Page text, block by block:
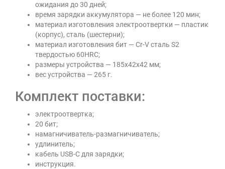
ожидания до 30 дней;
время зарядки аккумулятора — не более 120 мин;
материал изготовления электроотвертки — пластик
(корпус), сталь (шестерни);
материал изготовления бит — Cr-V сталь S2
твердостью 60HRC;
размеры устройства — 185х42х42 мм;
вес устройства — 265 г.
Комплект поставки:
электроотвертка;
20 бит;
намагничиватель-размагничиватель;
удлинитель;
кабель USB-C для зарядки;
инструкция.